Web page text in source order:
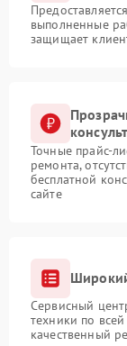
выполненные
защищает
Точные прайс-
ремонта,
бесплатной
сайте
Сервисный
техники по
качественный